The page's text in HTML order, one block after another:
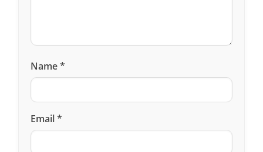
Name*
Email*